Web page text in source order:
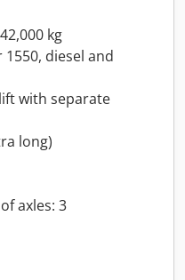
kg
diesel and
with separate
long)
axles: 3